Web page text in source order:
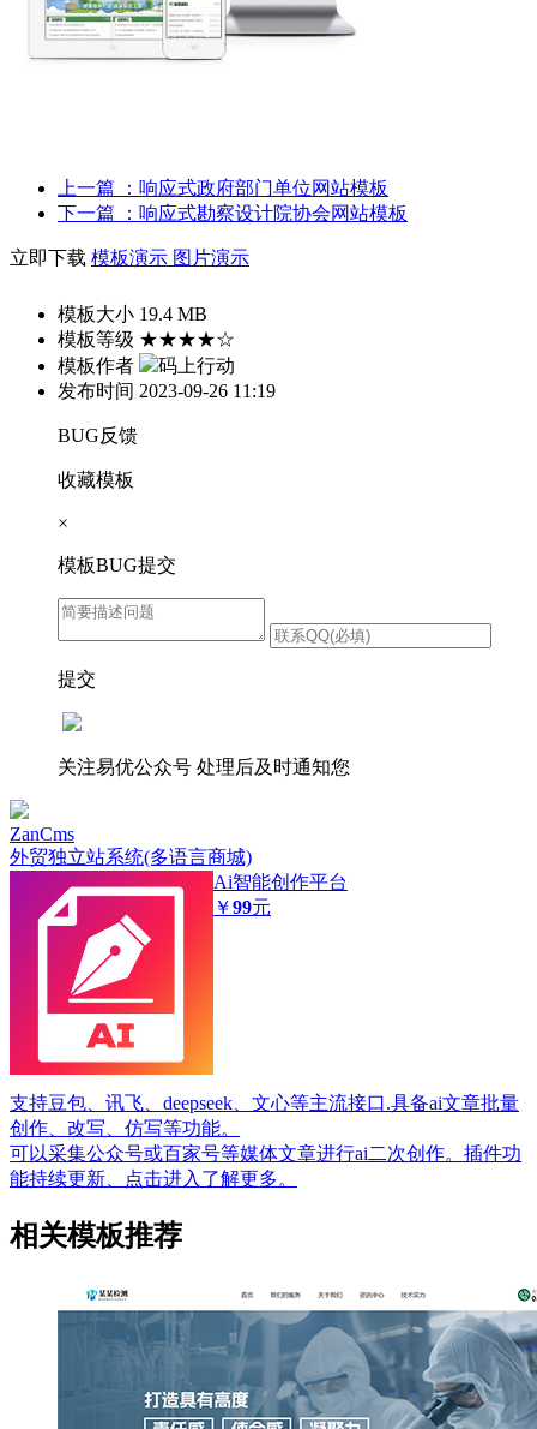
上一篇
：响应式政府部门单位网站模板
下一篇
：响应式勘察设计院协会网站模板
立即下载 模板演示 图片演示
模板大小 19.4 MB
模板等级 ★★★★☆
模板作者
码上行动
发布时间 2023-09-26 11:19
BUG反馈
收藏模板
×
模板BUG提交
提交
关注易优公众号 处理后及时通知您
ZanCms
外贸独立站系统(多语言商城)
Ai智能创作平台
￥99元
支持豆包、讯飞、deepseek、文心等主流接口.具备ai文章批量
创作、改写、仿写等功能。
可以采集公众号或百家号等媒体文章进行ai二次创作。插件功
能持续更新、点击进入了解更多。
相关模板推荐